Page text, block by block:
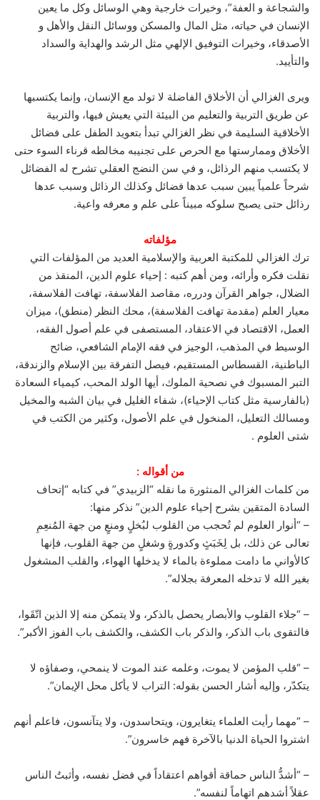
والشجاعة و العفة”، وخيرات خارجية وهي الوسائل وكل ما يعين
الإنسان في حياته، مثل المال والمسكن ووسائل النقل والأهل و
الأصدقاء، وخيرات التوفيق الإلهي مثل الرشد والهداية والسداد
والتأييد.
ويرى الغزالي أن الأخلاق الفاضلة لا تولد مع الإنسان، وإنما يكتسبها
عن طريق التربية والتعليم من البيئة التي يعيش فيها، والتربية
الأخلاقية السليمة في نظر الغزالي تبدأ بتعويد الطفل على فضائل
الأخلاق وممارستها مع الحرص على تجنيبه مخالطه قرناء السوء حتى
لا يكتسب منهم الرذائل، و في سن النضج العقلي تشرح له الفضائل
شرحاً علمياً يبين سبب عدها فضائل وكذلك الرذائل وسبب عدها
رذائل حتى يصبح سلوكه مبيناً على علم و معرفه واعية.
مؤلفاته
ترك الغزالي للمكتبة العربية والإسلامية العديد من المؤلفات التي
نقلت فكره وأرائه، ومن أهم كتبه : إحياء علوم الدين، المنقذ من
الضلال، جواهر القرآن ودرره، مقاصد الفلاسفة، تهافت الفلاسفة،
معيار العلم (مقدمة تهافت الفلاسفة)، محك النظر (منطق)، ميزان
العمل، الاقتصاد في الاعتقاد، المستصفى في علم أصول الفقه،
الوسيط في المذهب، الوجيز في فقه الإمام الشافعي، ضائح
الباطنية، القسطاس المستقيم، فيصل التفرقة بين الإسلام والزندقة،
التبر المسبوك في نصحية الملوك، أيها الولد المحب، كيمياء السعادة
(بالفارسية مثل كتاب الإحياء)، شفاء الغليل في بيان الشبه والمخيل
ومسالك التعليل، المنخول في علم الأصول، وكثير من الكتب في
شتى العلوم .
من أقواله :
من كلمات الغزالي المنثورة ما نقله “الزبيدي” في كتابه “إتحاف
السادة المتقين بشرح إحياء علوم الدين” نذكر منها:
– “أنوار العلوم لم تُحجب من القلوب لبُخلٍ ومنعٍ من جهة المُنعِمِ
تعالى عن ذلك، بل لِخَبَثٍ وكدورةٍ وشغلٍ من جهة القلوب، فإنها
كالأواني ما دامت مملوءة بالماء لا يدخلها الهواء، والقلب المشغول
بغير الله لا تدخله المعرفة بجلاله”.
– “جلاء القلوب والأبصار يحصل بالذكر، ولا يتمكن منه إلا الذين اتّقَوا،
فالتقوى باب الذكر، والذكر باب الكشف، والكشف باب الفوز الأكبر”.
– “قلب المؤمن لا يموت، وعلمه عند الموت لا ينمحي، وصفاؤه لا
يتكدّر، وإليه أشار الحسن بقوله: التراب لا يأكل محل الإيمان”.
– “مهما رأيت العلماء يتغايرون، ويتحاسدون، ولا يتآنسون، فاعلم أنهم
اشتروا الحياة الدنيا بالآخرة فهم خاسرون”.
– “أشدُّ الناس حماقة أقواهم اعتقاداً في فضل نفسه، وأثبتُ الناس
عقلاً أشدهم اتهاماً لنفسه”.